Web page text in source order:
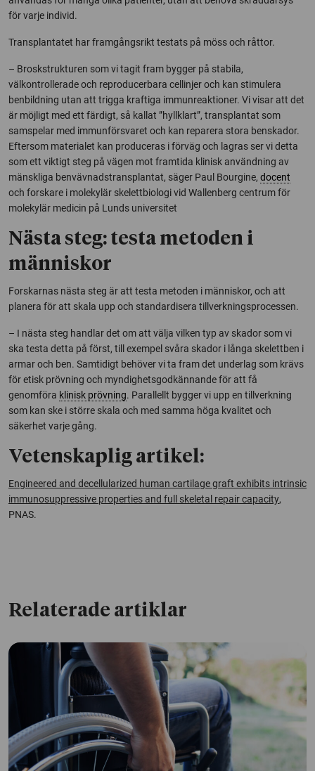
för varje individ.
Transplantatet har framgångsrikt testats på möss och råttor.
– Broskstrukturen som vi tagit fram bygger på stabila,
välkontrollerade och reproducerbara cellinjer och kan stimulera
benbildning utan att trigga kraftiga immunreaktioner. Vi visar att det
är möjligt med ett färdigt, så kallat ”hyllklart”, transplantat som
samspelar med immunförsvaret och kan reparera stora benskador.
Eftersom materialet kan produceras i förväg och lagras ser vi detta
som ett viktigt steg på vägen mot framtida klinisk användning av
mänskliga benvävnadstransplantat, säger Paul Bourgine, docent
och forskare i molekylär skelettbiologi vid Wallenberg centrum för
molekylär medicin på Lunds universitet
Nästa steg: testa metoden i
människor
Forskarnas nästa steg är att testa metoden i människor, och att
planera för att skala upp och standardisera tillverkningsprocessen.
– I nästa steg handlar det om att välja vilken typ av skador som vi
ska testa detta på först, till exempel svåra skador i långa skelettben i
armar och ben. Samtidigt behöver vi ta fram det underlag som krävs
för etisk prövning och myndighetsgodkännande för att få
genomföra klinisk prövning. Parallellt bygger vi upp en tillverkning
som kan ske i större skala och med samma höga kvalitet och
säkerhet varje gång.
Vetenskaplig artikel:
Engineered and decellularized human cartilage graft exhibits intrinsic
immunosuppressive properties and full skeletal repair capacity,
PNAS.
Relaterade artiklar